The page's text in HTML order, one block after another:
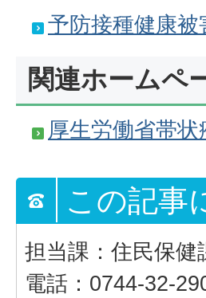
予防接種健康被
関連ホームペ
厚生労働省帯
この記事
担当課：住民保
電話：0744-32-